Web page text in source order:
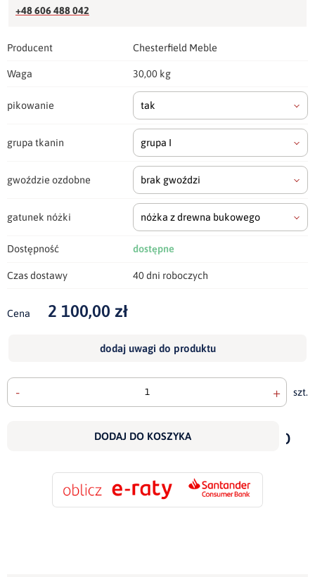
+48 606 488 042
Producent Chesterfield Meble
Waga 30,00 kg
pikowanie tak
grupa tkanin grupa I
gwoździe ozdobne brak gwoździ
gatunek nóżki nóżka z drewna bukowego
Dostępność dostępne
Czas dostawy 40 dni roboczych
Cena 2 100,00 zł
dodaj uwagi do produktu
- + szt.
DODAJ DO KOSZYKA
do